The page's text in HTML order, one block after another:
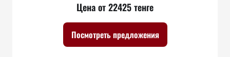
Цена от 22425 тенге
Посмотреть предложения